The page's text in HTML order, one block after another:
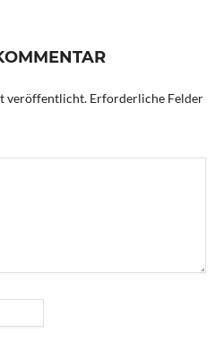
veröffentlicht. Erforderliche Felder